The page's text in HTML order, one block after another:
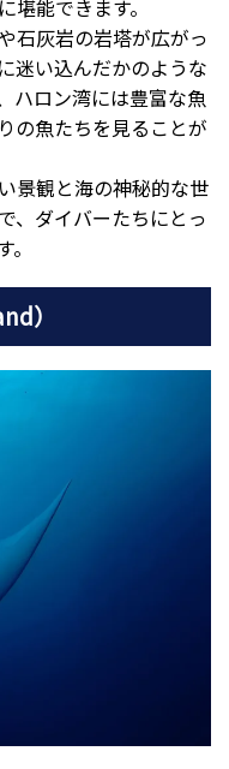
能できます。
石灰岩の岩塔が広がっ
迷い込んだかのような
ハロン湾には豊富な魚
の魚たちを見ることが
景観と海の神秘的な世
、ダイバーたちにとっ
）